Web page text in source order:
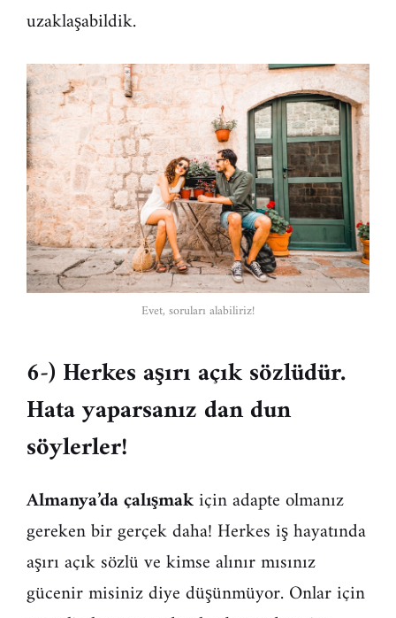
uzaklaşabildik.
Evet, soruları alabiliriz!
6-) Herkes aşırı açık sözlüdür.
Hata yaparsanız dan dun
söylerler!
Almanya’da çalışmakiçin adapte olmanız
gereken bir gerçek daha! Herkes iş hayatında
aşırı açık sözlü ve kimse alınır mısınız
gücenir misiniz diye düşünmüyor. Onlar için